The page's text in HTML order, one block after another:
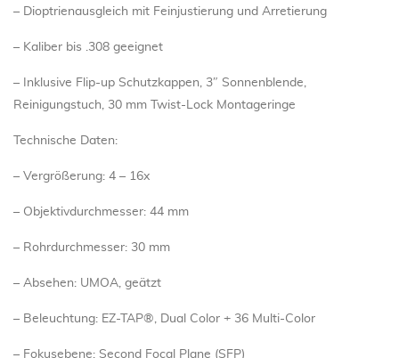
– Dioptrienausgleich mit Feinjustierung und Arretierung
– Kaliber bis .308 geeignet
– Inklusive Flip-up Schutzkappen, 3″ Sonnenblende,
Reinigungstuch, 30 mm Twist-Lock Montageringe
Technische Daten:
– Vergrößerung: 4 – 16x
– Objektivdurchmesser: 44 mm
– Rohrdurchmesser: 30 mm
– Absehen: UMOA, geätzt
– Beleuchtung: EZ-TAP®, Dual Color + 36 Multi-Color
– Fokusebene: Second Focal Plane (SFP)